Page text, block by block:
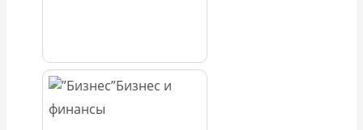
Бизнес и
финансы